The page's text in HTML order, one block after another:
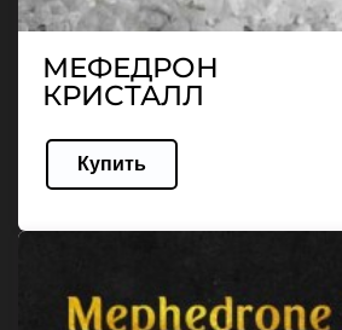
МЕФЕДРОН
КРИСТАЛЛ
Купить